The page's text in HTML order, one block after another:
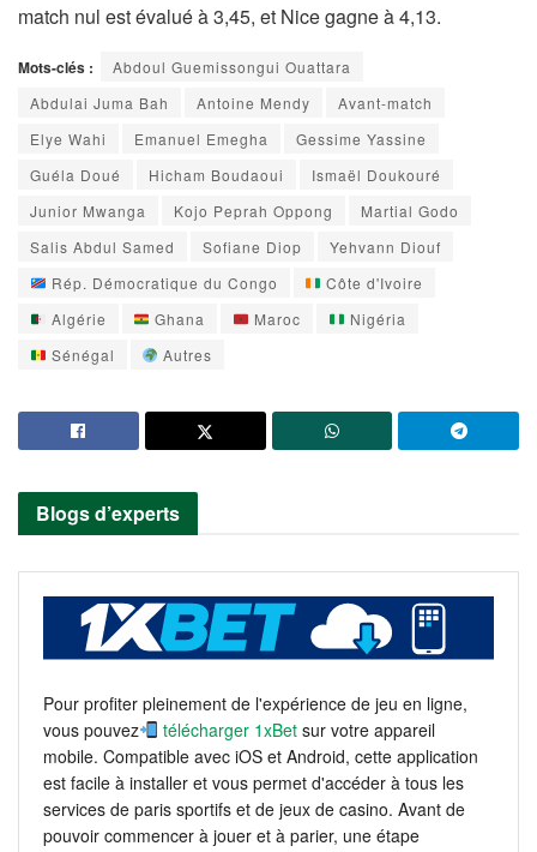
match nul est évalué à 3,45, et Nice gagne à 4,13.
Mots-clés :
Abdoul Guemissongui Ouattara
Abdulai Juma Bah
Antoine Mendy
Avant-match
Elye Wahi
Emanuel Emegha
Gessime Yassine
Guéla Doué
Hicham Boudaoui
Ismaël Doukouré
Junior Mwanga
Kojo Peprah Oppong
Martial Godo
Salis Abdul Samed
Sofiane Diop
Yehvann Diouf
Rép. Démocratique du Congo
Côte d'Ivoire
Algérie
Ghana Maroc
Nigéria
Sénégal
Autres
Blogs d’experts
Pour profiter pleinement de l'expérience de jeu en ligne,
vous pouvez
télécharger 1xBet sur votre appareil
mobile. Compatible avec iOS et Android, cette application
est facile à installer et vous permet d'accéder à tous les
services de paris sportifs et de jeux de casino. Avant de
pouvoir commencer à jouer et à parier, une étape